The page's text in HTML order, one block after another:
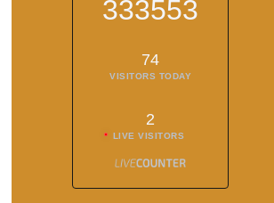
333553
74
VISITORS TODAY
2
LIVE VISITORS